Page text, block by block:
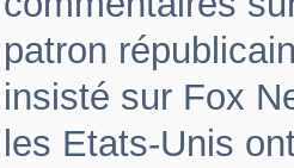
patron
insisté sur Fox
les Etats-Unis